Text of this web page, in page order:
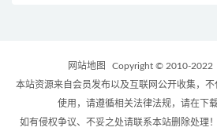
网站地图 Copyright © 2010-2022
本站资源来自会员发布以及互联网公开收集，
使用，请遵循相关法律法规，请在下
如有侵权争议、不妥之处请联系本站删除处理